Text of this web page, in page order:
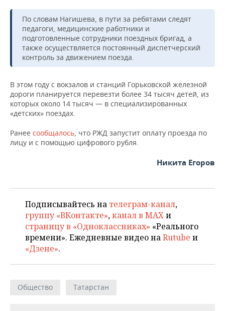
По словам Нагишева, в пути за ребятами следят
педагоги, медицинские работники и
подготовленные сотрудники поездных бригад, а
также осуществляется постоянный диспетчерский
контроль за движением поезда.
В этом году с вокзалов и станций Горьковской железной
дороги планируется перевезти более 34 тысяч детей, из
которых около 14 тысяч — в специализированных
«детских» поездах.
Ранее сообщалось, что РЖД запустит оплату проезда по
лицу и с помощью цифрового рубля.
Никита Егоров
Подписывайтесь на телеграм-канал,
группу «ВКонтакте»,канал в MAXи
страницу в «Одноклассниках» «Реального
времени». Ежедневные видео наRutube и
«Дзене».
Общество Татарстан